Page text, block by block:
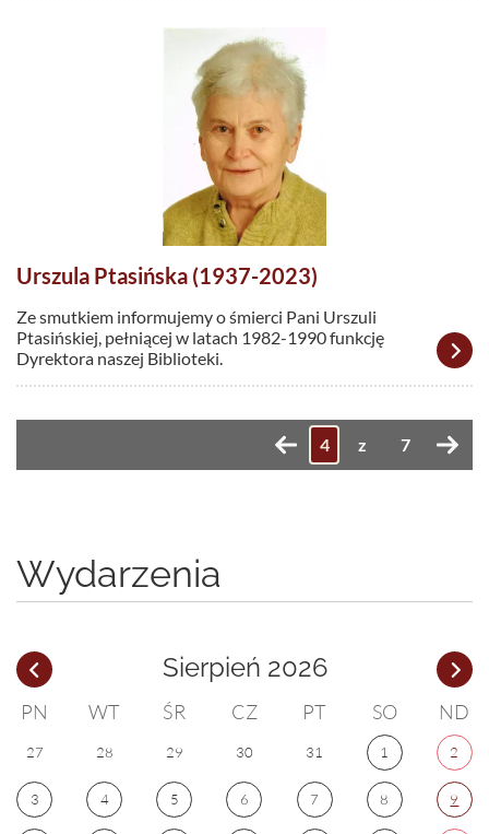
Urszula Ptasińska (1937-2023)
Ze smutkiem informujemy o śmierci Pani Urszuli
Ptasińskiej, pełniącej w latach 1982-1990 funkcję
Dyrektora naszej Biblioteki.
z 7
Wydarzenia
Sierpień 2026
PN WT ŚR CZ PT SO ND
27 28 29 30 31 1 2
3 4 5 6 7 8 9